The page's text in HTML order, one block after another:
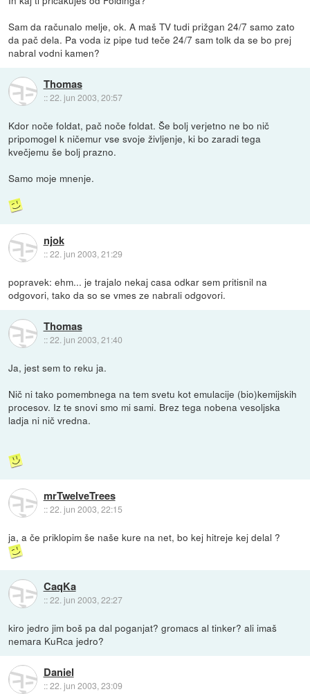
Sam da računalo melje, ok. A maš TV tudi prižgan 24/7 samo zato
da pač dela. Pa voda iz pipe tud teče 24/7 sam tolk da se bo prej
nabral vodni kamen?
Thomas
::22. jun 2003, 20:57
Kdor noče foldat, pač noče foldat. Še bolj verjetno ne bo nič
pripomogel k ničemur vse svoje življenje, ki bo zaradi tega
kvečjemu še bolj prazno.
Samo moje mnenje.
njok
::22. jun 2003, 21:29
popravek: ehm... je trajalo nekaj casa odkar sem pritisnil na
odgovori, tako da so se vmes ze nabrali odgovori.
Thomas
::22. jun 2003, 21:40
Ja, jest sem to reku ja.
Nič ni tako pomembnega na tem svetu kot emulacije (bio)kemijskih
procesov. Iz te snovi smo mi sami. Brez tega nobena vesoljska
ladja ni nič vredna.
mrTwelveTrees
::22. jun 2003, 22:15
ja, a če priklopim še naše kure na net, bo kej hitreje kej delal ?
CaqKa
::22. jun 2003, 22:27
kiro jedro jim boš pa dal poganjat? gromacs al tinker? ali imaš
nemara KuRca jedro?
Daniel
::22. jun 2003, 23:09